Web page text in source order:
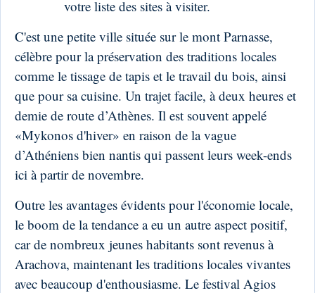
votre liste des sites à visiter.
C'est une petite ville située sur le mont Parnasse,
célèbre pour la préservation des traditions locales
comme le tissage de tapis et le travail du bois, ainsi
que pour sa cuisine. Un trajet facile, à deux heures et
demie de route d’Athènes. Il est souvent appelé
«Mykonos d'hiver» en raison de la vague
d’Athéniens bien nantis qui passent leurs week-ends
ici à partir de novembre.
Outre les avantages évidents pour l'économie locale,
le boom de la tendance a eu un autre aspect positif,
car de nombreux jeunes habitants sont revenus à
Arachova, maintenant les traditions locales vivantes
avec beaucoup d'enthousiasme. Le festival Agios